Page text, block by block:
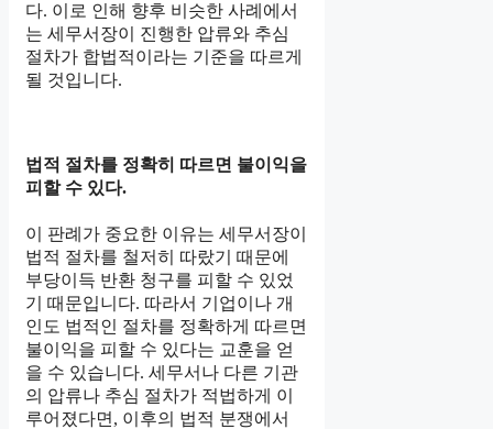
다. 이로 인해 향후 비슷한 사례에서
는 세무서장이 진행한 압류와 추심
절차가 합법적이라는 기준을 따르게
될 것입니다.
법적 절차를 정확히 따르면 불이익을
피할 수 있다.
이 판례가 중요한 이유는 세무서장이
법적 절차를 철저히 따랐기 때문에
부당이득 반환 청구를 피할 수 있었
기 때문입니다. 따라서 기업이나 개
인도 법적인 절차를 정확하게 따르면
불이익을 피할 수 있다는 교훈을 얻
을 수 있습니다. 세무서나 다른 기관
의 압류나 추심 절차가 적법하게 이
루어졌다면, 이후의 법적 분쟁에서